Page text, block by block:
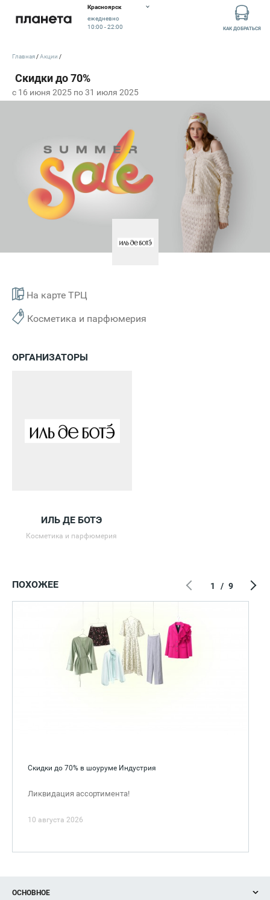
Красноярск
ежедневно
10:00 - 22:00
КАК ДОБРАТЬСЯ
c 16 июня 2025 по 31 июля 2025
На карте ТРЦ
Косметика и парфюмерия
Главная Акции
ОРГАНИЗАТОРЫ
ИЛЬ ДЕ БОТЭ
Косметика и парфюмерия
ПОХОЖЕЕ
Скидки до 70% в шоуруме Индустрия
Ликвидация ассортимента!
10 августа 2026
1 / 9
ОСНОВНОЕ